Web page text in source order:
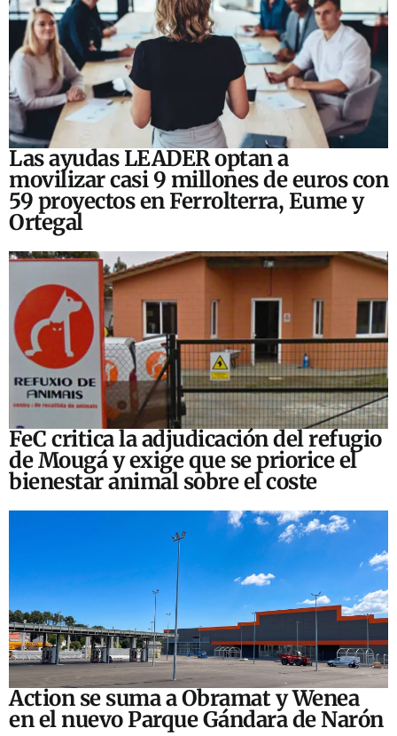
Las ayudas LEADER optan a
movilizar casi 9 millones de euros con
59 proyectos en Ferrolterra, Eume y
Ortegal
FeC critica la adjudicación del refugio
de Mougá y exige que se priorice el
bienestar animal sobre el coste
Action se suma a Obramat y Wenea
en el nuevo Parque Gándara de Narón